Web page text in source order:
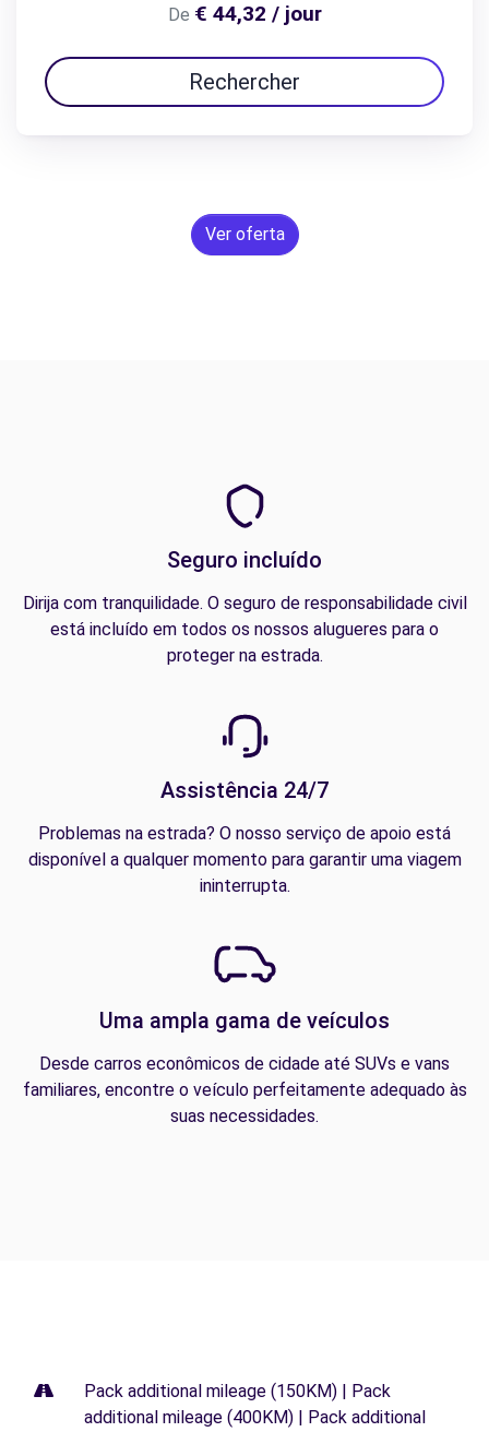
De € 44,32 / jour
Rechercher
Ver oferta
Seguro incluído
Dirija com tranquilidade. O seguro de responsabilidade civil
está incluído em todos os nossos alugueres para o
proteger na estrada.
Assistência 24/7
Problemas na estrada? O nosso serviço de apoio está
disponível a qualquer momento para garantir uma viagem
ininterrupta.
Uma ampla gama de veículos
Desde carros econômicos de cidade até SUVs e vans
familiares, encontre o veículo perfeitamente adequado às
suas necessidades.
Pack additional mileage (150KM) | Pack
additional mileage (400KM) | Pack additional